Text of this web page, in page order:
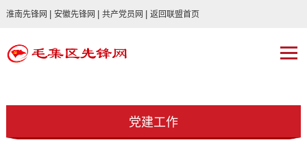
淮南先锋网 安徽先锋网 共产党员网 返回联盟首页
党建工作